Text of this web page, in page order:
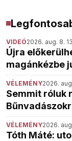
VIDEÓ2026. aug. 8.
Újra
magánkézbe
VÉLEMÉNY2026.
Semmit róluk
VÉLEMÉNY2026.
Tóth Máté: